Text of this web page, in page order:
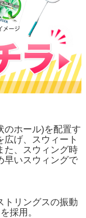
のホール)を配置す
広げ、スウィート
た、スウィング時
早いスウィングで
トリングスの振動
採用。